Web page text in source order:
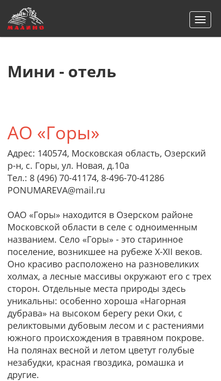
Мини - отель
АО «Горы»
Адрес: 140574, Московская область, Озерский
р-н, с. Горы, ул. Новая, д.10а
Тел.: 8 (496) 70-41174, 8-496-70-41286
PONUMAREVA@mail.ru
ОАО «Горы» находится в Озерском районе
Московской области в селе с одноименным
названием. Село «Горы» - это старинное
поселение, возникшее на рубеже Х-ХII веков.
Оно красиво расположено на разновеликих
холмах, а лесные массивы окружают его с трех
сторон. Отдельные места природы здесь
уникальны: особенно хороша «Нагорная
дубрава» на высоком берегу реки Оки, с
реликтовыми дубовым лесом и с растениями
южного происхождения в травяном покрове.
На полянах весной и летом цветут голубые
незабудки, красная гвоздика, ромашка и
другие.